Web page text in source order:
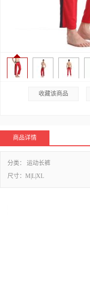
收藏该商品
商品详情
分类： 运动长裤
尺寸： M|L|XL